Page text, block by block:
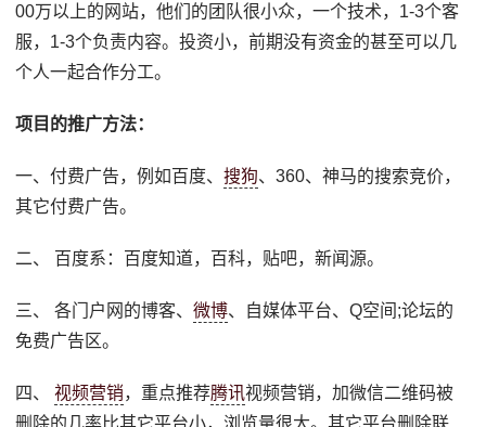
00万以上的网站，他们的团队很小众，一个技术，1-3个客
服，1-3个负责内容。投资小，前期没有资金的甚至可以几
个人一起合作分工。
项目的推广方法：
一、付费广告，例如百度、搜狗、360、神马的搜索竞价，
其它付费广告。
二、 百度系：百度知道，百科，贴吧，新闻源。
三、 各门户网的博客、微博、自媒体平台、Q空间;论坛的
免费广告区。
四、视频营销，重点推荐腾讯视频营销，加微信二维码被
删除的几率比其它平台小，浏览量很大。其它平台删除联